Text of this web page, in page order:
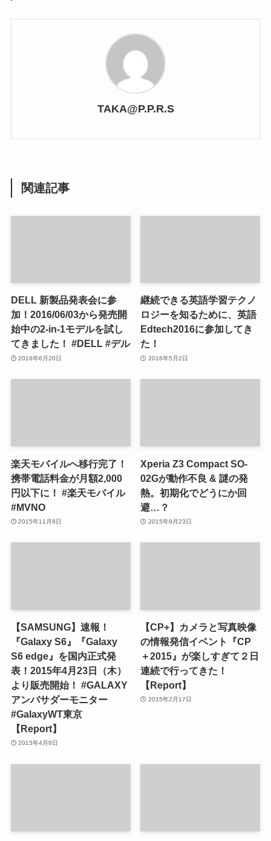
TAKA@P.P.R.S
関連記事
DELL 新製品発表会に参
加！2016/06/03から発売開
始中の2-in-1モデルを試し
てきました！ #DELL #デル
2016年6月20日
継続できる英語学習テクノ
ロジーを知るために、英語
Edtech2016に参加してき
た！
2016年5月2日
楽天モバイルへ移行完了！
携帯電話料金が月額2,000
円以下に！ #楽天モバイル
#MVNO
2015年11月8日
Xperia Z3 Compact SO-
02Gが動作不良 & 謎の発
熱。初期化でどうにか回
避…？
2015年9月23日
【SAMSUNG】速報！
『Galaxy S6』『Galaxy
S6 edge』を国内正式発
表！2015年4月23日（木）
より販売開始！ #GALAXY
アンバサダーモニター
#GalaxyWT東京
【Report】
2015年4月8日
【CP+】カメラと写真映像
の情報発信イベント『CP
＋2015』が楽しすぎて２日
連続で行ってきた！
【Report】
2015年2月17日